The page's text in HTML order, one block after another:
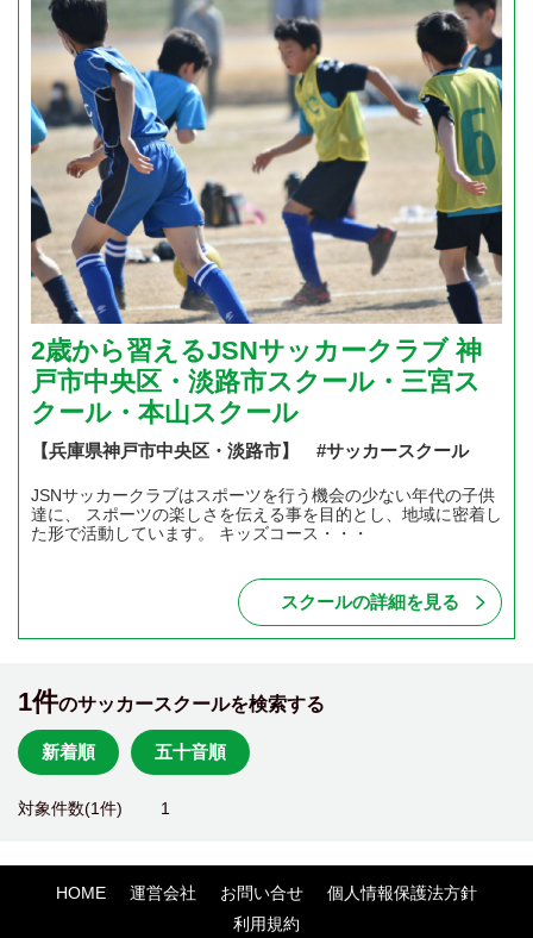
2歳から習えるJSNサッカークラブ 神
戸市中央区・淡路市スクール・三宮ス
クール・本山スクール
【兵庫県神戸市中央区・淡路市】 #サッカースクール
JSNサッカークラブはスポーツを行う機会の少ない年代の子供
達に、 スポーツの楽しさを伝える事を目的とし、地域に密着し
た形で活動しています。 キッズコース・・・
スクールの詳細を見る
1件のサッカースクールを検索する
新着順 五十音順
対象件数(1件) 1
HOME 運営会社 お問い合せ
個人情報保護法方針
利用規約